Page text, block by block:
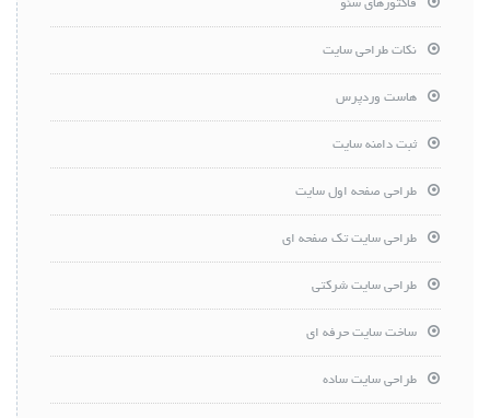
فاکتورهای سئو
نکات طراحی سایت
هاست وردپرس
ثبت دامنه سایت
طراحی صفحه اول سایت
طراحی سایت تک صفحه ای
طراحی سایت شرکتی
ساخت سایت حرفه ای
طراحی سایت ساده